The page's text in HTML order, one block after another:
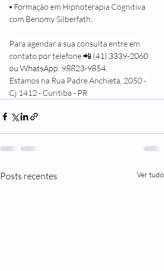
▪ Formação em Hipnoterapia Cognitiva
com Benomy Silberfath;
Para agendar a sua consulta entre em
contato por telefone 📲 (41) 3339-2060
ou WhatsApp: 98823-9854.
Estamos na Rua Padre Anchieta, 2050 -
Cj 1412 - Curitiba - PR
Posts recentes Ver tudo